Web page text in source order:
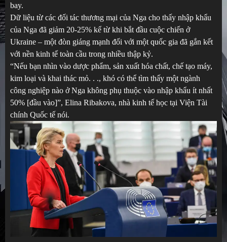
bay.
Dữ liệu từ các đối tác thương mại của Nga cho thấy nhập khẩu
của Nga đã giảm 20-25% kể từ khi bắt đầu cuộc chiến ở
Ukraine – một đòn giáng mạnh đối với một quốc gia đã gắn kết
với nền kinh tế toàn cầu trong nhiều thập kỷ.
“Nếu bạn nhìn vào dược phẩm, sản xuất hóa chất, chế tạo máy,
kim loại và khai thác mỏ. . ., khó có thể tìm thấy một ngành
công nghiệp nào ở Nga không phụ thuộc vào nhập khẩu ít nhất
50% [đầu vào]”, Elina Ribakova, nhà kinh tế học tại Viện Tài
chính Quốc tế nói.